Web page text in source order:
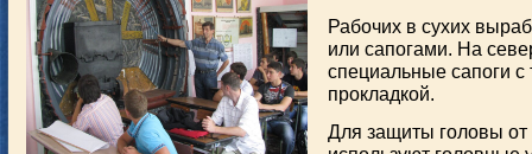
Рабочих в сухих
или сапогами. На
специальные сапоги
прокладкой.
Для защиты головы